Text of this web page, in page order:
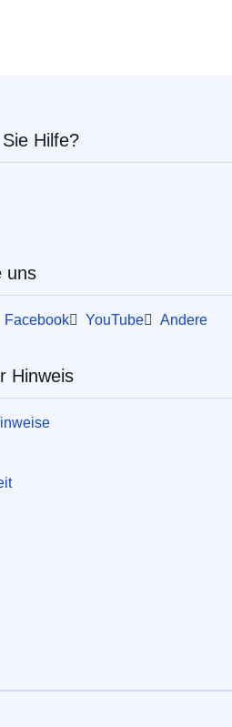
Hilfe?
uns
Facebook YouTube Andere
Hinweis